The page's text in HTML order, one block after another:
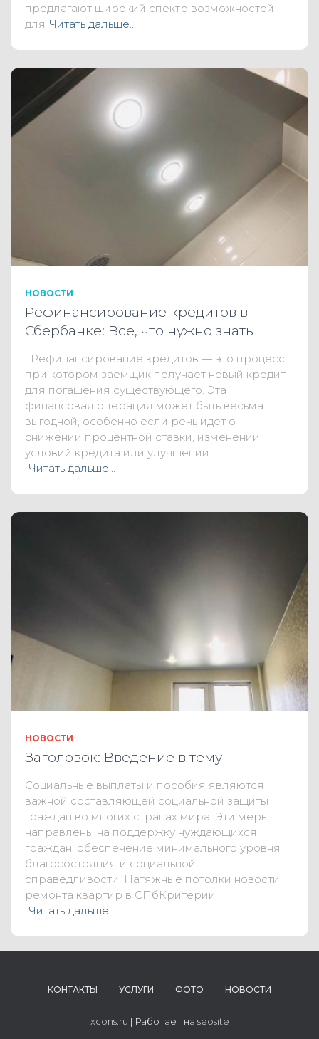
предлагают широкий спектр возможностей
для Читать дальше…
НОВОСТИ
Рефинансирование кредитов в
Сбербанке: Все, что нужно знать
Рефинансирование кредитов — это процесс,
при котором заемщик получает новый кредит
для погашения существующего. Эта
финансовая операция может быть весьма
выгодной, особенно если речь идет о
снижении процентной ставки, изменении
условий кредита или улучшении
Читать дальше…
НОВОСТИ
Заголовок: Введение в тему
Социальные выплаты и пособия являются
важной составляющей социальной защиты
граждан во многих странах мира. Эти меры
направлены на поддержку нуждающихся
граждан, обеспечение минимального уровня
благосостояния и социальной
справедливости. Натяжные потолки новости
ремонта квартир в СПбКритерии
Читать дальше…
КОНТАКТЫ УСЛУГИ ФОТО НОВОСТИ
xcons.ru | Работает на seosite